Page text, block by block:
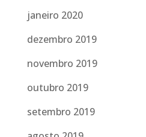
janeiro 2020
dezembro 2019
novembro 2019
outubro 2019
setembro 2019